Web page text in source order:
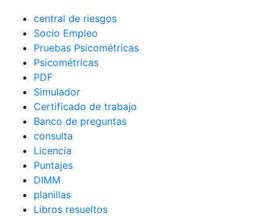
central de riesgos
Socio Empleo
Pruebas Psicométricas
Psicométricas
PDF
Simulador
Certificado de trabajo
Banco de preguntas
consulta
Licencia
Puntajes
DIMM
planillas
Libros resueltos